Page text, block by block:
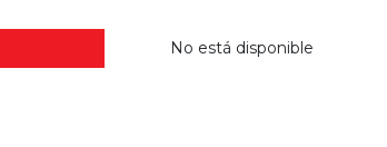
No está disponible